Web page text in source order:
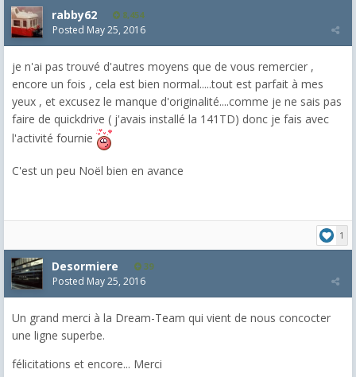
rabby62 8,454
Posted May 25, 2016
je n'ai pas trouvé d'autres moyens que de vous remercier ,
encore un fois , cela est bien normal.....tout est parfait à mes
yeux , et excusez le manque d'originalité....comme je ne sais pas
faire de quickdrive ( j'avais installé la 141TD) donc je fais avec
l'activité fournie
C'est un peu Noël bien en avance
1
Desormiere 39
Posted May 25, 2016
Un grand merci à la Dream-Team qui vient de nous concocter
une ligne superbe.
félicitations et encore... Merci